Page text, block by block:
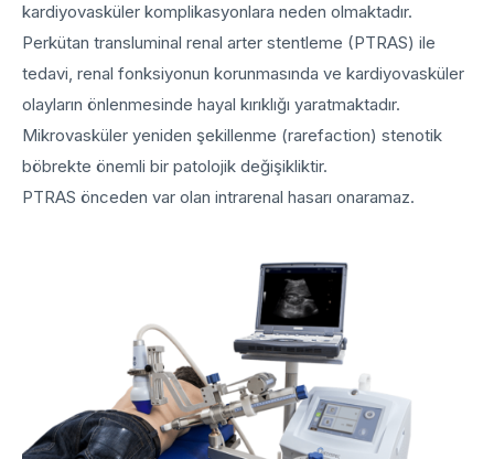
kardiyovasküler komplikasyonlara neden olmaktadır.
Perkütan transluminal renal arter stentleme (PTRAS) ile
tedavi, renal fonksiyonun korunmasında ve kardiyovasküler
olayların önlenmesinde hayal kırıklığı yaratmaktadır.
Mikrovasküler yeniden şekillenme (rarefaction) stenotik
böbrekte önemli bir patolojik değişikliktir.
PTRAS önceden var olan intrarenal hasarı onaramaz.